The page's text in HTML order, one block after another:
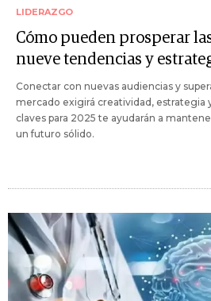
LIDERAZGO
Cómo pueden prosperar
nueve tendencias y
Conectar con nuevas audiencias y
mercado exigirá creatividad, estrategia
claves para 2025 te ayudarán a
un futuro sólido.